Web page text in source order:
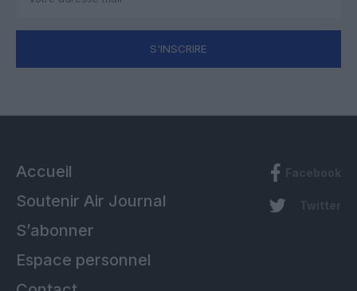
S'INSCRIRE
Accueil
Soutenir Air Journal
S’abonner
Espace personnel